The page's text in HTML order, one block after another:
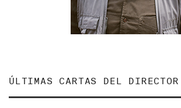
ÚLTIMAS CARTAS DEL DIRECTOR